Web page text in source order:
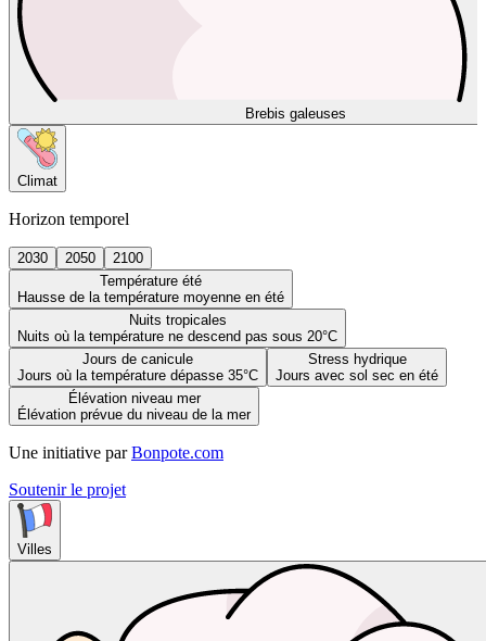
Brebis galeuses
Climat
Horizon temporel
2030 2050
2100
Température été
Hausse de la température moyenne en été
Nuits tropicales
Nuits où la température ne descend pas sous 20°C
Jours de canicule
Jours où la température dépasse 35°C
Stress hydrique
Jours avec sol sec en été
Élévation niveau mer
Élévation prévue du niveau de la mer
Une initiative par Bonpote.com
Soutenir le projet
Villes